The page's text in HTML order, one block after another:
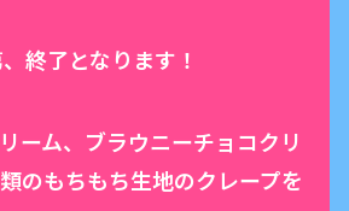
終了となります！
ーム、ブラウニーチョコクリ
のもちもち生地のクレープを